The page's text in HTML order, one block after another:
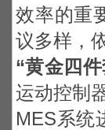
效率的重
议多样，
“黄金四
运动控制
MES系统